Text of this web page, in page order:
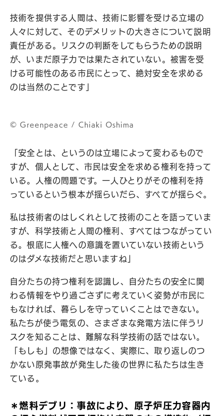
技術を提供する人間は、技術に影響を受ける立場の
人々に対して、そのデメリットの大きさについて説明
責任がある。リスクの判断をしてもらうための説明
が、いまだ原子力では果たされていない。被害を受
ける可能性のある市民にとって、絶対安全を求める
のは当然のことです」
© Greenpeace / Chiaki Oshima
「安全とは、というのは立場によって変わるもので
すが、個人として、市民は安全を求める権利を持って
いる。人権の問題です。一人ひとりがその権利を持
っているという根本が揺らいだら、すべてが揺らぐ。
私は技術者のはしくれとして技術のことを語っていま
すが、科学技術と人間の権利、すべてはつながってい
る。根底に人権への意識を置いていない技術という
のはダメな技術だと思いますね」
自分たちの持つ権利を認識し、自分たちの安全に関
わる情報をやり過ごさずに考えていく姿勢が市民に
もなければ、暮らしを守っていくことはできない。
私たちが使う電気の、さまざまな発電方法に伴うリ
スクを知ることは、難解な科学技術の話ではない。
「もしも」の想像ではなく、実際に、取り返しのつ
かない原発事故が発生した後の世界に私たちは生き
ている。
＊燃料デブリ：事故により、原子炉圧力容器内